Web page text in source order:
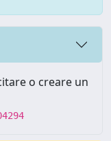
o creare un